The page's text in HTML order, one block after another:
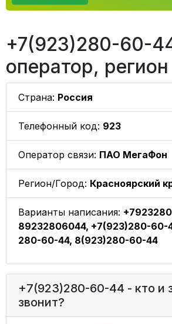
+7(923)280-60-
оператор,
Страна: Россия
Телефонный код: 923
Оператор связи: ПАО МегаФон
Регион/Город: Красноярский
Варианты написания:
89232806044, +7(923)280-60-
280-60-44, 8(923)280-60-44
+7(923)280-60-44 - кто и
звонит?